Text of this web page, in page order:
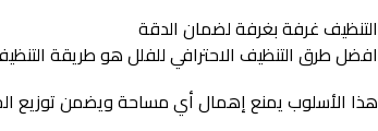
التنظيف غرفة بغرفة لضمان الدقة
افضل طرق التنظيف الاحترافي للفلل هو طريقة
هذا الأسلوب يمنع إهمال أي مساحة ويضمن توزيع